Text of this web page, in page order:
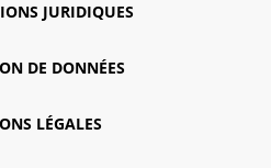
JURIDIQUES
DE DONNÉES
LÉGALES